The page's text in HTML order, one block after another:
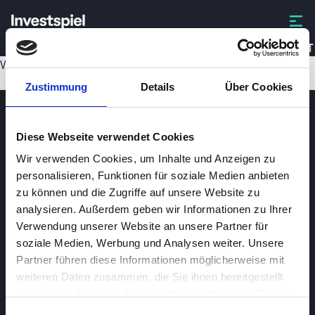
Zustimmung Details Über Cookies
Diese Webseite verwendet Cookies
Wir verwenden Cookies, um Inhalte und Anzeigen zu
personalisieren, Funktionen für soziale Medien anbieten
zu können und die Zugriffe auf unsere Website zu
analysieren. Außerdem geben wir Informationen zu Ihrer
Verwendung unserer Website an unsere Partner für
soziale Medien, Werbung und Analysen weiter. Unsere
Partner führen diese Informationen möglicherweise mit
weiteren Daten zusammen, die Sie ihnen bereitgestellt
MSFT
Wird geladen...
Investspiel
ÜberInvestspiel
Datenschutzerklärung